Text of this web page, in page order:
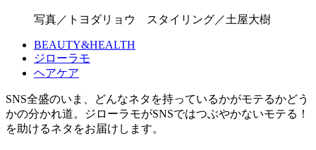
写真／トヨダリョウ スタイリング／土屋大樹
BEAUTY&HEALTH
ジローラモ
ヘアケア
SNS全盛のいま、どんなネタを持っているかがモテるかどう
かの分かれ道。ジローラモがSNSではつぶやかないモテる！
を助けるネタをお届けします。